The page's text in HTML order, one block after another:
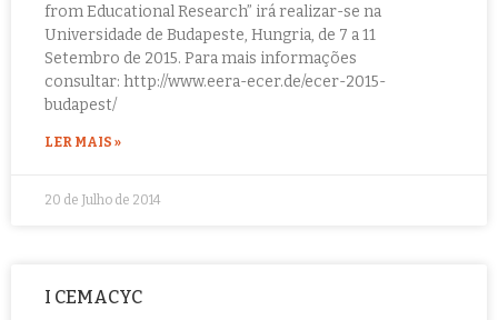
from Educational Research” irá realizar-se na
Universidade de Budapeste, Hungria, de 7 a 11
Setembro de 2015. Para mais informações
consultar: http://www.eera-ecer.de/ecer-2015-
budapest/
LER MAIS »
20 de Julho de 2014
I CEMACYC